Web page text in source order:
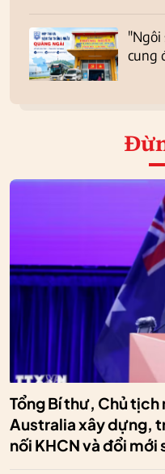
cung
Tổng Bí thư, Chủ tịch
Australia xây dựng,
nối KHCN và đổi mới